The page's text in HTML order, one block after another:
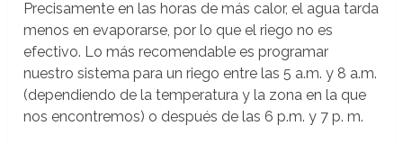
Precisamente en las horas de más calor, el agua tarda
menos en evaporarse, por lo que el riego no es
efectivo. Lo más recomendable es programar
nuestro sistema para un riego entre las 5 a.m. y 8 a.m.
(dependiendo de la temperatura y la zona en la que
nos encontremos) o después de las 6 p.m. y 7 p. m.